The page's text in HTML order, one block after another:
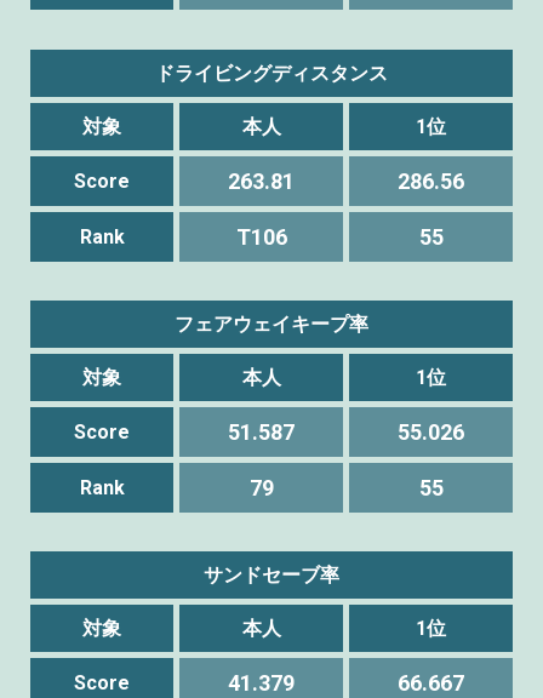
ドライビングディスタンス
対象 本人 1位
Score 263.81 286.56
Rank T106 55
フェアウェイキープ率
対象 本人 1位
Score 51.587 55.026
Rank 79 55
サンドセーブ率
対象 本人 1位
Score 41.379 66.667